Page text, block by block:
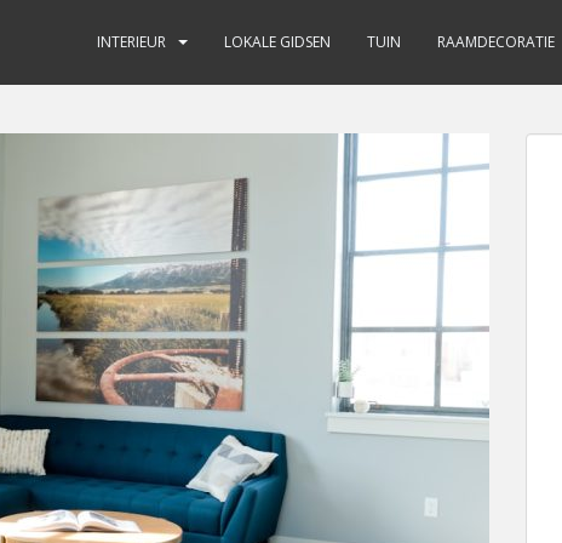
INTERIEUR LOKALE GIDSEN TUIN RAAMDECORATIE